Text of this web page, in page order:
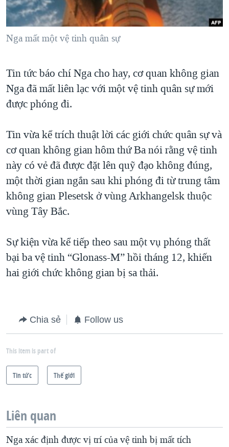
"Tìm"NGƯỜI VIỆT HẢI NGOẠI
ĐỜI SỐNG
SỨC KHOẺ
VĂN HOÁ
GIÁO DỤC
TẠI
HÀNH TRÌNH BẦU CỬ 2024
MỘT NĂM CHIẾN TRANH TẠI DẢI GAZA
NGÀY TỊ NẠN THẾ GIỚI
TRỊNH VĨNH BÌNH - NGƯỜI HẠ 'BÊN THẮNG CUỘC'
CHI PHÍ CHIẾN TRANH AFGHANISTAN
CÁC GIÁ TRỊ CỘNG HÒA Ở VIỆT NAM
THƯỢNG ĐỈNH TRUMP-KIM TẠI VIỆT NAM
TRỊNH VĨNH BÌNH VS. CHÍNH PHỦ VIỆT NAM
NGƯ DÂN VIỆT VÀ LÀN SÓNG TRỘM HẢI SÂM
QUAN HỆ VIỆT MỸ
VIDEO
NGHE
Ngôn ngữ khác
Nga mất một vệ tinh quân sự
Tin tức báo chí Nga cho hay, cơ quan không gian
Nga đã mất liên lạc với một vệ tinh quân sự mới
được phóng đi.
Tin vừa kể trích thuật lời các giới chức quân sự và
cơ quan không gian hôm thứ Ba nói rằng vệ tinh
này có vẻ đã được đặt lên quỹ đạo không đúng,
một thời gian ngắn sau khi phóng đi từ trung tâm
không gian Plesetsk ở vùng Arkhangelsk thuộc
vùng Tây Bắc.
Sự kiện vừa kể tiếp theo sau một vụ phóng thất
bại ba vệ tinh “Glonass-M” hồi tháng 12, khiến
hai giới chức không gian bị sa thải.
Chia sẻ Follow us
This item is part of
Tin tức Thế giới
Liên quan
Nga xác định được vị trí của vệ tinh bị mất tích